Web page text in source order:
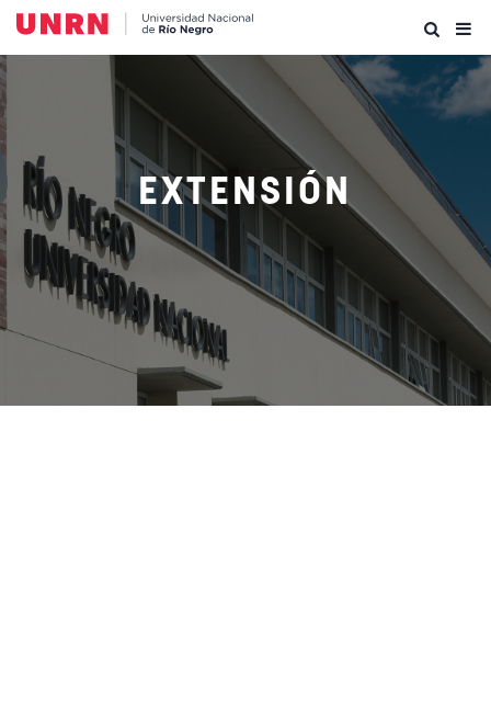
EXTENSIÓN